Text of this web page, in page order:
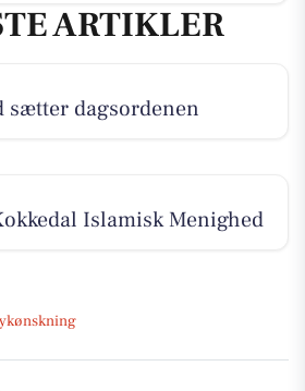
ARTIKLER
sætter dagsordenen
Islamisk Menighed